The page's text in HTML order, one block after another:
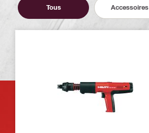
Tous Accessoires